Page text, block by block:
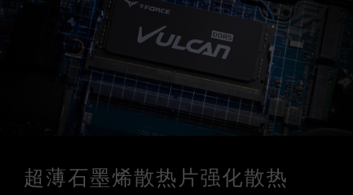
超薄石墨烯散热片强化散热